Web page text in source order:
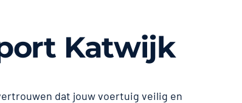
Katwijk
dat jouw voertuig veilig en